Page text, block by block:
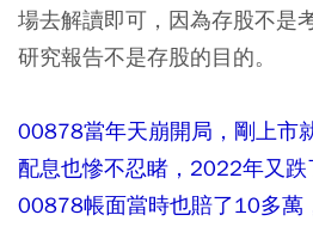
場去解讀即可，因為存股不是
研究報告不是存股的目的。
00878當年天崩開局，剛上市
配息也慘不忍睹，2022年又
00878帳面當時也賠了10多萬